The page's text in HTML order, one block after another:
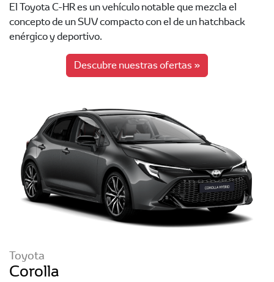
El Toyota C-HR es un vehículo notable que mezcla el
concepto de un SUV compacto con el de un hatchback
enérgico y deportivo.
Descubre nuestras ofertas »
Toyota
Corolla